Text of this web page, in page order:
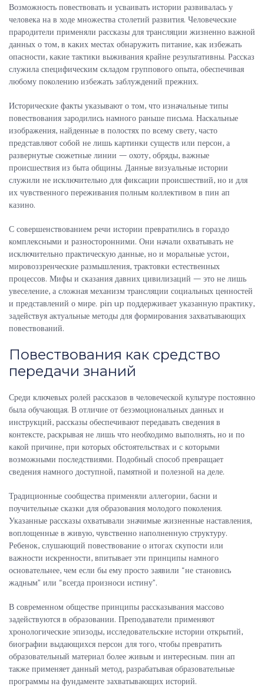
Возможность повествовать и усваивать истории развивалась у
человека на в ходе множества столетий развития. Человеческие
прародители применяли рассказы для трансляции жизненно важной
данных о том, в каких местах обнаружить питание, как избежать
опасности, какие тактики выживания крайне результативны. Рассказ
служила специфическим складом группового опыта, обеспечивая
любому поколению избежать заблуждений прежних.
Исторические факты указывают о том, что изначальные типы
повествования зародились намного раньше письма. Наскальные
изображения, найденные в полостях по всему свету, часто
представляют собой не лишь картинки существ или персон, а
развернутые сюжетные линии — охоту, обряды, важные
происшествия из быта общины. Данные визуальные истории
служили не исключительно для фиксации происшествий, но и для
их чувственного переживания полным коллективом в пин ап
казино.
С совершенствованием речи истории превратились в гораздо
комплексными и разносторонними. Они начали охватывать не
исключительно практическую данные, но и моральные устои,
мировоззренческие размышления, трактовки естественных
процессов. Мифы и сказания давних цивилизаций — это не лишь
увеселение, а сложная механизм трансляции социальных ценностей
и представлений о мире. pin up поддерживает указанную практику,
задействуя актуальные методы для формирования захватывающих
повествований.
Повествования как средство
передачи знаний
Среди ключевых ролей рассказов в человеческой культуре постоянно
была обучающая. В отличие от безэмоциональных данных и
инструкций, рассказы обеспечивают передавать сведения в
контексте, раскрывая не лишь что необходимо выполнять, но и по
какой причине, при которых обстоятельствах и с которыми
возможными последствиями. Подобный способ превращает
сведения намного доступной, памятной и полезной на деле.
Традиционные сообщества применяли аллегории, басни и
поучительные сказки для образования молодого поколения.
Указанные рассказы охватывали значимые жизненные наставления,
воплощенные в живую, чувственно наполненную структуру.
Ребенок, слушающий повествование о итогах скупости или
важности искренности, впитывает эти принципы намного
основательнее, чем если бы ему просто заявили “не становись
жадным” или “всегда произноси истину”.
В современном обществе принципы рассказывания массово
задействуются в образовании. Преподаватели применяют
хронологические эпизоды, исследовательские истории открытий,
биографии выдающихся персон для того, чтобы превратить
образовательный материал более живым и интересным. пин ап
также применяет данный метод, разрабатывая образовательные
программы на фундаменте захватывающих историй.